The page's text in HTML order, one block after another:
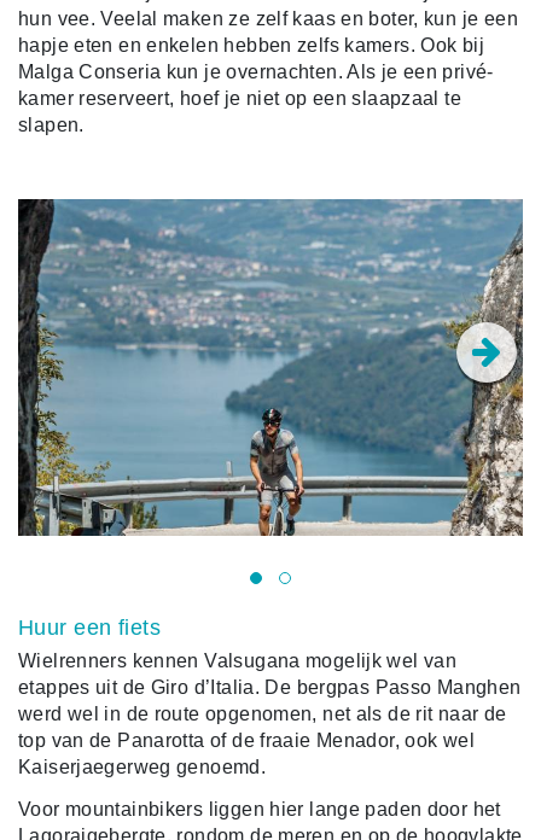
hun vee. Veelal maken ze zelf kaas en boter, kun je een
hapje eten en enkelen hebben zelfs kamers. Ook bij
Malga Conseria kun je overnachten. Als je een privé-
kamer reserveert, hoef je niet op een slaapzaal te
slapen.
Huur een fiets
Wielrenners kennen Valsugana mogelijk wel van
etappes uit de Giro d’Italia. De bergpas Passo Manghen
werd wel in de route opgenomen, net als de rit naar de
top van de Panarotta of de fraaie Menador, ook wel
Kaiserjaegerweg genoemd.
Voor mountainbikers liggen hier lange paden door het